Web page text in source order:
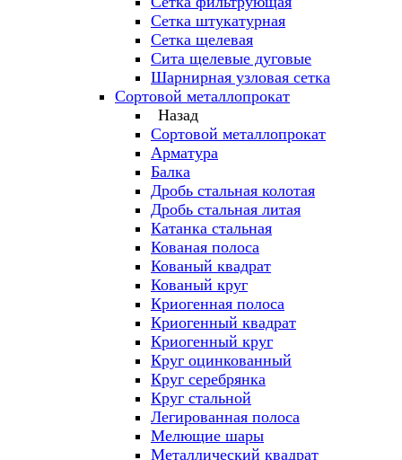
Сетка штукатурная
Сетка щелевая
Сита щелевые дуговые
Шарнирная узловая сетка
Сортовой металлопрокат
Назад
Сортовой металлопрокат
Арматура
Балка
Дробь стальная колотая
Дробь стальная литая
Катанка стальная
Кованая полоса
Кованый квадрат
Кованый круг
Криогенная полоса
Криогенный квадрат
Криогенный круг
Круг оцинкованный
Круг серебрянка
Круг стальной
Легированная полоса
Мелющие шары
Металлический квадрат